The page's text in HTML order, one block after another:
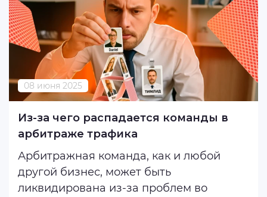
08 июня 2025
Из-за чего распадается команды в
арбитраже трафика
Арбитражная команда, как и любой
другой бизнес, может быть
ликвидирована из-за проблем во